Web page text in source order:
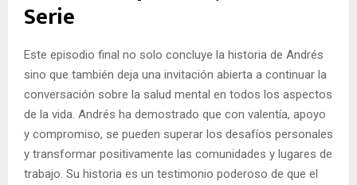
Serie
Este episodio final no solo concluye la historia de Andrés
sino que también deja una invitación abierta a continuar la
conversación sobre la salud mental en todos los aspectos
de la vida. Andrés ha demostrado que con valentía, apoyo
y compromiso, se pueden superar los desafíos personales
y transformar positivamente las comunidades y lugares de
trabajo. Su historia es un testimonio poderoso de que el